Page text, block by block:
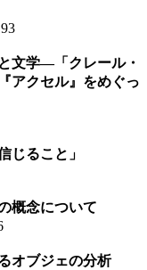
文学―「クレール・
アクセル』をめぐっ
じること」
概念について
オブジェの分析